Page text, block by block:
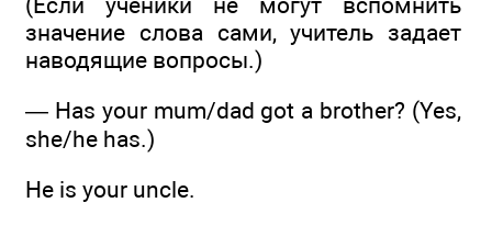
значение слова сами, учитель задает
наводящие вопросы.)
— Has your mum/dad got a brother? (Yes,
she/he has.)
He is your uncle.